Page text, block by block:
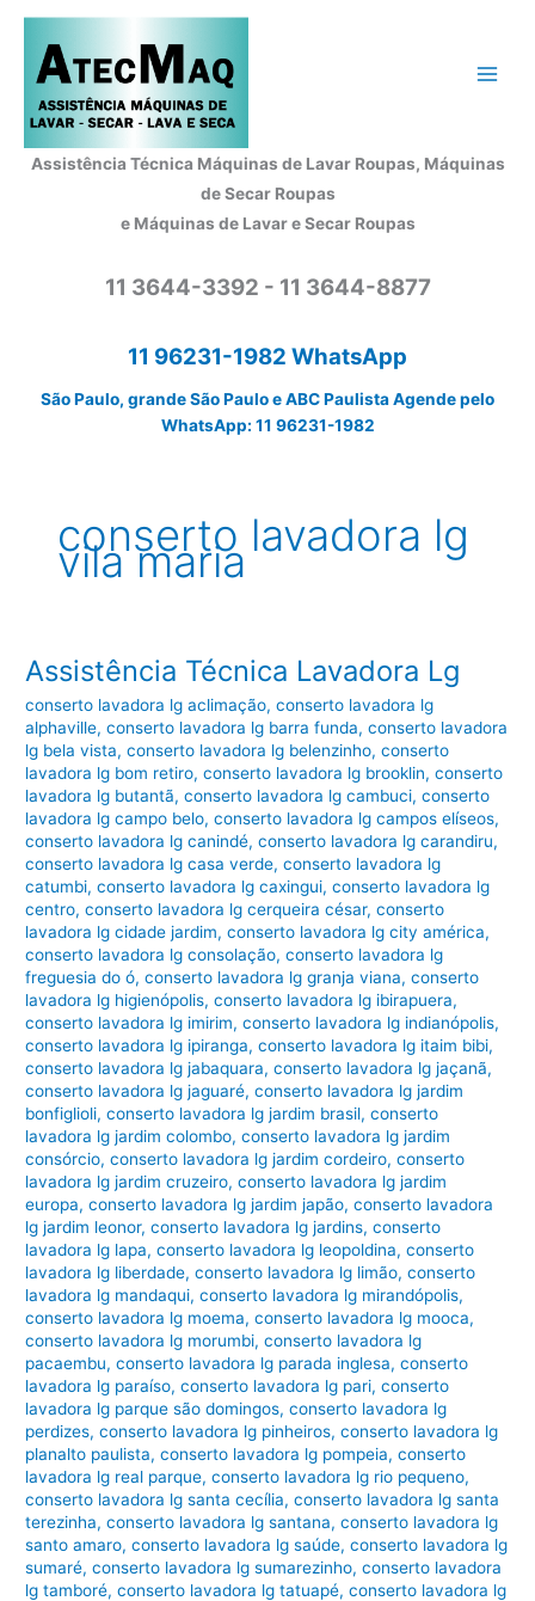
Assistência Técnica Máquinas de Lavar Roupas, Máquinas
de Secar Roupas
e Máquinas de Lavar e Secar Roupas
11 3644-3392 - 11 3644-8877
11 96231-1982 WhatsApp
São Paulo, grande São Paulo e ABC Paulista Agende pelo
WhatsApp: 11 96231-1982
conserto lavadora lg
vila maria
Assistência Técnica Lavadora Lg
conserto lavadora lg aclimação,conserto lavadora lg
alphaville,conserto lavadora lg barra funda,conserto lavadora
lg bela vista,conserto lavadora lg belenzinho,conserto
lavadora lg bom retiro,conserto lavadora lg brooklin,conserto
lavadora lg butantã,conserto lavadora lg cambuci,conserto
lavadora lg campo belo,conserto lavadora lg campos elíseos,
conserto lavadora lg canindé,conserto lavadora lg carandiru,
conserto lavadora lg casa verde,conserto lavadora lg
catumbi,conserto lavadora lg caxingui,conserto lavadora lg
centro,conserto lavadora lg cerqueira césar,conserto
lavadora lg cidade jardim,conserto lavadora lg city américa,
conserto lavadora lg consolação,conserto lavadora lg
freguesia do ó,conserto lavadora lg granja viana,conserto
lavadora lg higienópolis,conserto lavadora lg ibirapuera,
conserto lavadora lg imirim,conserto lavadora lg indianópolis,
conserto lavadora lg ipiranga,conserto lavadora lg itaim bibi,
conserto lavadora lg jabaquara,conserto lavadora lg jaçanã,
conserto lavadora lg jaguaré,conserto lavadora lg jardim
bonfiglioli,conserto lavadora lg jardim brasil,conserto
lavadora lg jardim colombo,conserto lavadora lg jardim
consórcio,conserto lavadora lg jardim cordeiro,conserto
lavadora lg jardim cruzeiro,conserto lavadora lg jardim
europa,conserto lavadora lg jardim japão,conserto lavadora
lg jardim leonor,conserto lavadora lg jardins,conserto
lavadora lg lapa,conserto lavadora lg leopoldina,conserto
lavadora lg liberdade,conserto lavadora lg limão,conserto
lavadora lg mandaqui,conserto lavadora lg mirandópolis,
conserto lavadora lg moema,conserto lavadora lg mooca,
conserto lavadora lg morumbi,conserto lavadora lg
pacaembu,conserto lavadora lg parada inglesa,conserto
lavadora lg paraíso,conserto lavadora lg pari,conserto
lavadora lg parque são domingos,conserto lavadora lg
perdizes,conserto lavadora lg pinheiros,conserto lavadora lg
planalto paulista,conserto lavadora lg pompeia,conserto
lavadora lg real parque,conserto lavadora lg rio pequeno,
conserto lavadora lg santa cecília,conserto lavadora lg santa
terezinha,conserto lavadora lg santana,conserto lavadora lg
santo amaro,conserto lavadora lg saúde,conserto lavadora lg
sumaré,conserto lavadora lg sumarezinho,conserto lavadora
lg tamboré,conserto lavadora lg tatuapé,conserto lavadora lg